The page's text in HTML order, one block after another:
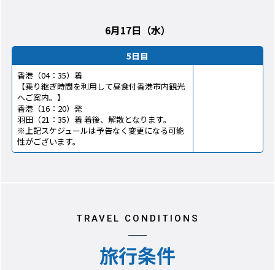
6月17日（水）
5日目
香港（04：35）着
【乗り継ぎ時間を利用して昼食付香港市内観光
へご案内。】
香港（16：20）発
羽田（21：35）着 着後、解散となります。
※上記スケジュールは予告なく変更になる可能
性がございます。
TRAVEL CONDITIONS
旅行条件